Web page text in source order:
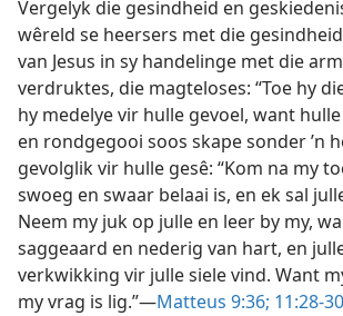
Vergelyk die gesindheid en
wêreld se heersers met die
van Jesus in sy handelinge met die
verdruktes, die magteloses: “Toe hy
hy medelye vir hulle gevoel, want
en rondgegooi soos skape sonder ’n
gevolglik vir hulle gesê: “Kom na my
swoeg en swaar belaai is, en ek sal
Neem my juk op julle en leer by my,
saggeaard en nederig van hart, en
verkwikking vir julle siele vind. Want
my vrag is lig.”—Matteus 9:36; 11:28-30